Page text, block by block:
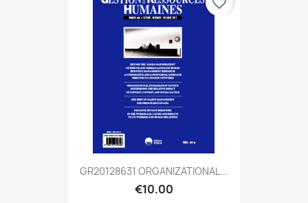
GR20128631 ORGANIZATIONAL...
€10.00